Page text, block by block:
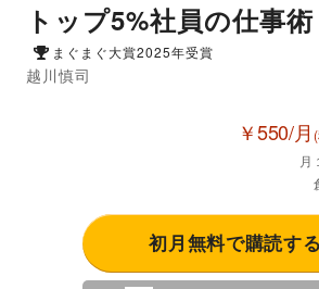
トップ5%社員の仕事術
まぐまぐ大賞2025年受賞
越川慎司
￥550/月
月
初月無料で購読する